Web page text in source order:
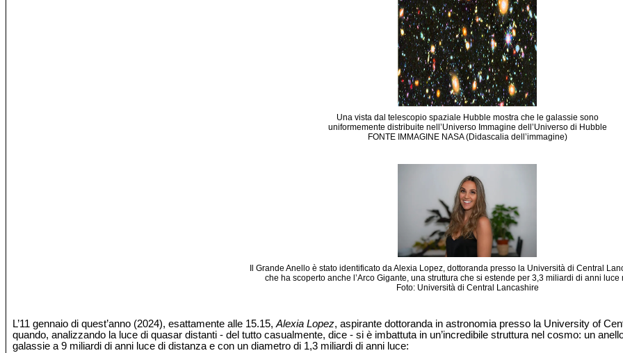
Una vista dal telescopio spaziale Hubble mostra che le galassie sono
uniformemente distribuite nell’Universo Immagine dell’Universo di Hubble
FONTE IMMAGINE NASA (Didascalia dell’immagine)
Il Grande Anello è stato identificato da Alexia Lopez, dottoranda presso la Università di Central
che ha scoperto anche l’Arco Gigante, una struttura che si estende per 3,3 miliardi di anni luce
Foto: Università di Central Lancashire
L’11 gennaio di quest’anno (2024), esattamente alle 15.15,Alexia Lopez, aspirante dottoranda in astronomia presso la University of
quando, analizzando la luce di quasar distanti - del tutto casualmente, dice - si è imbattuta in un’incredibile struttura nel cosmo: un
galassie a 9 miliardi di anni luce di distanza e con un diametro di 1,3 miliardi di anni luce: